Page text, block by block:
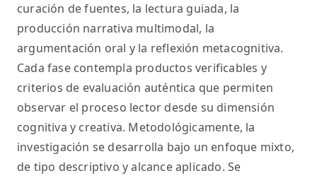
curación de fuentes, la lectura guiada, la
producción narrativa multimodal, la
argumentación oral y la reflexión metacognitiva.
Cada fase contempla productos verificables y
criterios de evaluación auténtica que permiten
observar el proceso lector desde su dimensión
cognitiva y creativa. Metodológicamente, la
investigación se desarrolla bajo un enfoque mixto,
de tipo descriptivo y alcance aplicado. Se